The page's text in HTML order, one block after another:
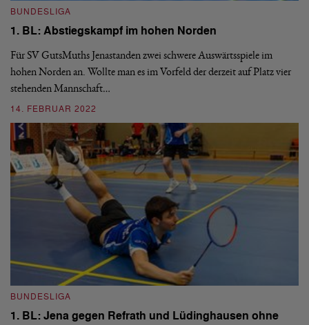
BUNDESLIGA
1. BL: Abstiegskampf im hohen Norden
Für SV GutsMuths Jenastanden zwei schwere Auswärtsspiele im
hohen Norden an. Wollte man es im Vorfeld der derzeit auf Platz vier
stehenden Mannschaft…
14. FEBRUAR 2022
BUNDESLIGA
1. BL: Jena gegen Refrath und Lüdinghausen ohne